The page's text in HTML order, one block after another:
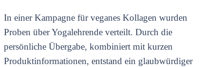
In einer Kampagne für veganes Kollagen wurden
Proben über Yogalehrende verteilt. Durch die
persönliche Übergabe, kombiniert mit kurzen
Produktinformationen, entstand ein glaubwürdiger